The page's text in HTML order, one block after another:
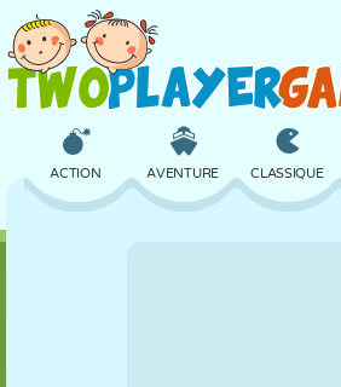
ACTION AVENTURE CLASSIQUE